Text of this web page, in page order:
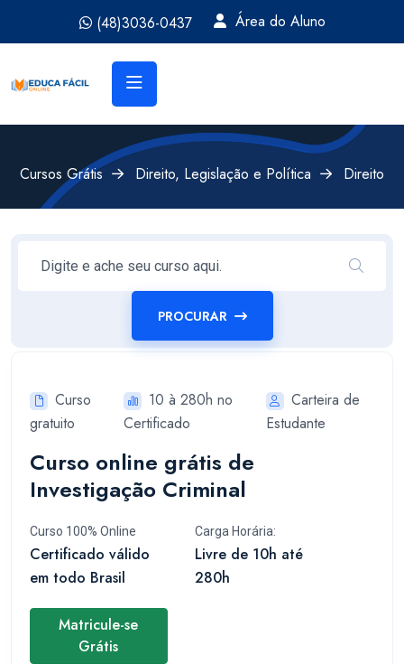
(48)3036-0437 Área do Aluno
Cursos Grátis Direito, Legislação e Política Direito
PROCURAR
Curso
gratuito
10 à 280h no
Certificado
Carteira de
Estudante
Curso online grátis de
Investigação Criminal
Curso 100% Online
Certificado válido
em todo Brasil
Carga Horária:
Livre de 10h até
280h
Matricule-se
Grátis